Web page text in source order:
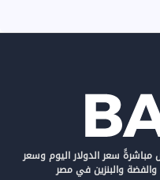
سعر الدولار اليوم وسعر
والبنزين في مصر